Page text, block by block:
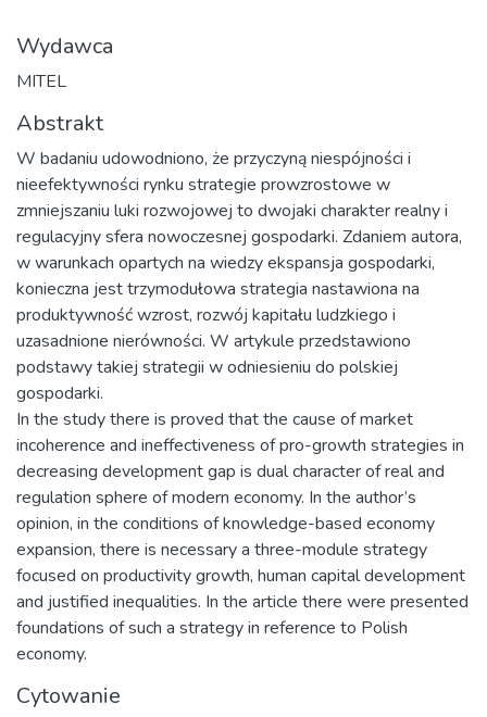
Wydawca
MITEL
Abstrakt
W badaniu udowodniono, że przyczyną niespójności i
nieefektywności rynku strategie prowzrostowe w
zmniejszaniu luki rozwojowej to dwojaki charakter realny i
regulacyjny sfera nowoczesnej gospodarki. Zdaniem autora,
w warunkach opartych na wiedzy ekspansja gospodarki,
konieczna jest trzymodułowa strategia nastawiona na
produktywność wzrost, rozwój kapitału ludzkiego i
uzasadnione nierówności. W artykule przedstawiono
podstawy takiej strategii w odniesieniu do polskiej
gospodarki.
In the study there is proved that the cause of market
incoherence and ineffectiveness of pro-growth strategies in
decreasing development gap is dual character of real and
regulation sphere of modern economy. In the author’s
opinion, in the conditions of knowledge-based economy
expansion, there is necessary a three-module strategy
focused on productivity growth, human capital development
and justified inequalities. In the article there were presented
foundations of such a strategy in reference to Polish
economy.
Cytowanie